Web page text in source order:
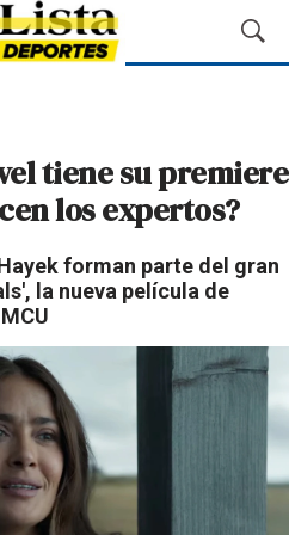
M
o
a
r
s
e
d
tiene su premiere
los expertos?
forman parte del gran
la nueva película de